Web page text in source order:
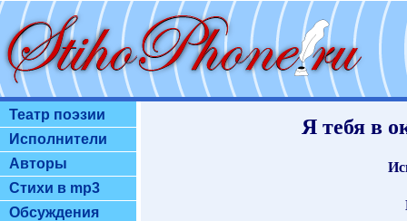
Театр поэзии
Исполнители
Авторы
Стихи в mp3
Обсуждения
Я тебя в